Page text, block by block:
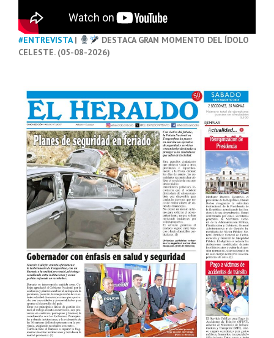
#ENTREVISTA|
DESTACA GRAN MOMENTO DEL ÍDOLO
CELESTE. (05-08-2026)